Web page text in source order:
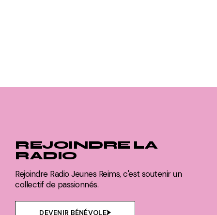
REJOINDRE LA
RADIO
Rejoindre Radio Jeunes Reims, c'est soutenir un
collectif de passionnés.
DEVENIR BÉNÉVOLE